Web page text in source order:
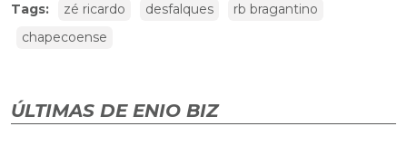
Tags: zé ricardo desfalques
rb bragantino
chapecoense
ÚLTIMAS DE ENIO BIZ